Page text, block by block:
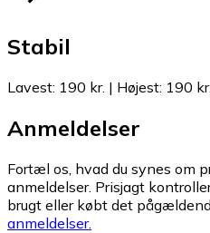
Stabil
Lavest: 190 kr. | Højest: 190 kr.
Anmeldelser
Fortæl os, hvad du synes om
anmeldelser. Prisjagt
brugt eller købt det
anmeldelser.